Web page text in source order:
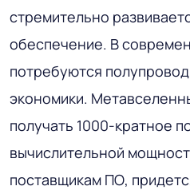
стремительно
обеспечение. В
потребуются
экономики.
получать 1000-кратное
вычислительной
поставщикам ПО,